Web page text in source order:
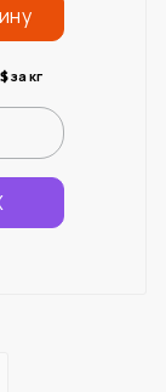
$за кг